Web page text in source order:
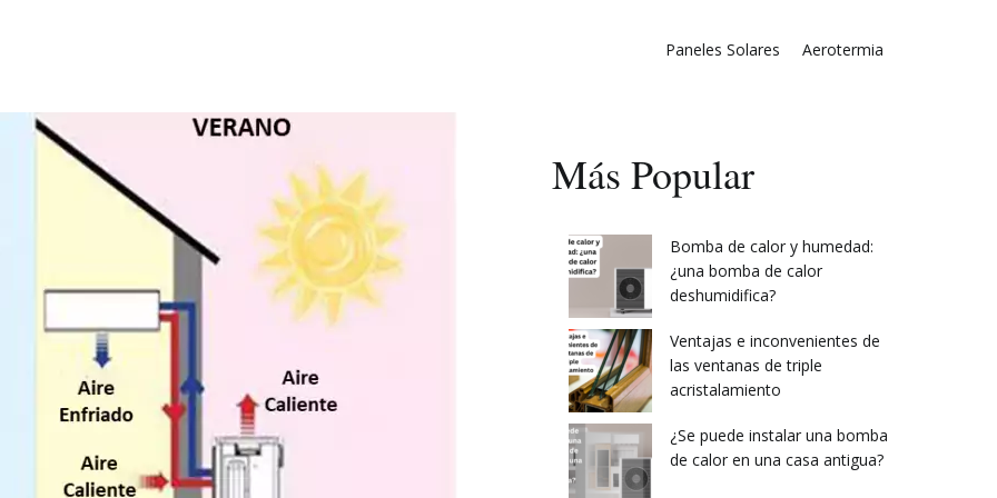
Paneles Solares Aerotermia
Más Popular
Bomba de calor y humedad:
¿una bomba de calor
deshumidifica?
Ventajas e inconvenientes de
las ventanas de triple
acristalamiento
¿Se puede instalar una bomba
de calor en una casa antigua?